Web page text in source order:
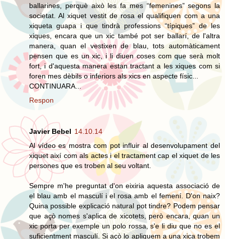
ballarines, perquè això les fa mes “femenines” segons la
societat. Al xiquet vestit de rosa el qualifiquen com a una
xiqueta guapa i que tindrà professions “típiques” de les
xiques, encara que un xic també pot ser ballarí, de l'altra
manera, quan el vestixen de blau, tots automàticament
pensen que es un xic, i li diuen coses com que serà molt
fort, i d'aquesta manera estan tractant a les xiques com si
foren mes dèbils o inferiors als xics en aspecte físic...
CONTINUARA...
Respon
Javier Bebel 14.10.14
Al vídeo es mostra com pot influir al desenvolupament del
xiquet així com als actes i el tractament cap el xiquet de les
persones que es troben al seu voltant.
Sempre m'he preguntat d'on eixiria aquesta associació de
el blau amb el masculí i el rosa amb el femení. D'on naix?
Quina possible explicació natural pot tindre? Podem pensar
que açò nomes s'aplica de xicotets, però encara, quan un
xic porta per exemple un polo rossa, s'e li diu que no es el
suficientment masculí. Si açò lo apliquem a una xica trobem